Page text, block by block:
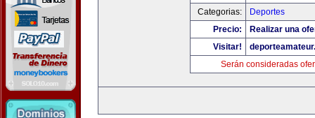
Categorias:
Deportes
Precio:
Realizar una
Visitar!
Serán consideradas